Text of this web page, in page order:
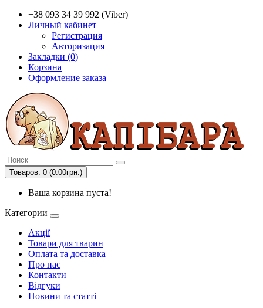
+38 093 34 39 992 (Viber)
Личный кабинет
Регистрация
Авторизация
Закладки (0)
Корзина
Оформление заказа
Товаров: 0 (0.00грн.)
Ваша корзина пуста!
Категории
Акції
Товари для тварин
Оплата та доставка
Про нас
Контакти
Відгуки
Новини та статті